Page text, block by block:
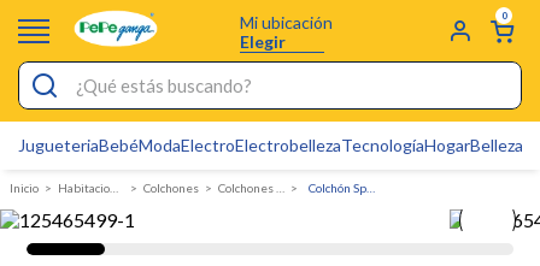
Mi ubicación
Elegir
0
¿Qué estás buscando?
JugueteriaBebéModaElectroElectrobellezaTecnologíaHogarBelleza
Habitacion y Colchones Colchones Colchones Sencillos
Pijamas
Electro